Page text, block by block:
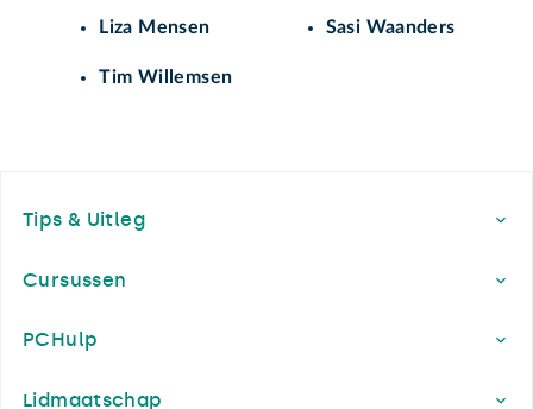
Liza Mensen Sasi Waanders
Tim Willemsen
Tips & Uitleg
Cursussen
PCHulp
Lidmaatschap